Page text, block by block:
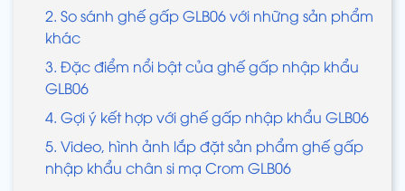
2. So sánh ghế gấp GLB06 với những sản phẩm
khác
3. Đặc điểm nổi bật của ghế gấp nhập khẩu
GLB06
4. Gợi ý kết hợp với ghế gấp nhập khẩu GLB06
5. Video, hình ảnh lắp đặt sản phẩm ghế gấp
nhập khẩu chân si mạ Crom GLB06